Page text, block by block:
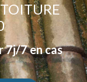
7j/7 en cas